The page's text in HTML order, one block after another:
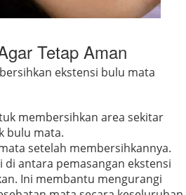
Tetap Aman
ekstensi bulu mata
membersihkan area sekitar
bulu mata.
setelah membersihkannya.
antara pemasangan ekstensi
Ini membantu mengurangi